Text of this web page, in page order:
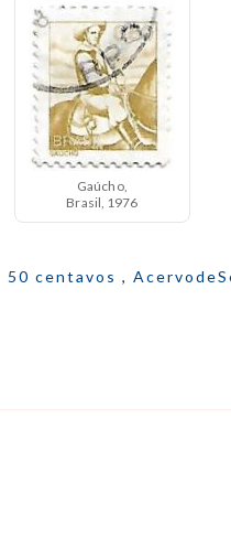
Gaúcho,
Brasil, 1976
50 centavos,